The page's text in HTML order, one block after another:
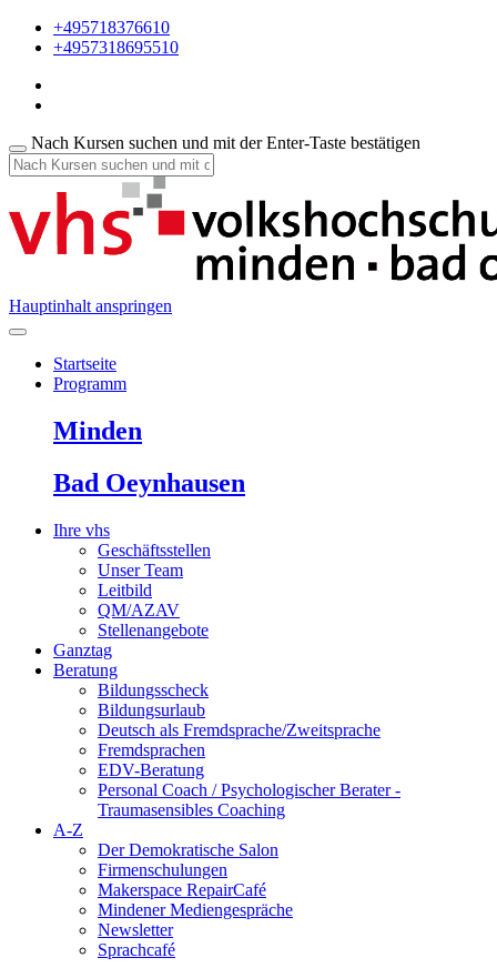
+495718376610
+4957318695510
Nach Kursen suchen und mit der Enter-Taste bestätigen
Hauptinhalt anspringen
Startseite
Programm
Minden
Bad Oeynhausen
Ihre vhs
Geschäftsstellen
Unser Team
Leitbild
QM/AZAV
Stellenangebote
Ganztag
Beratung
Bildungsscheck
Bildungsurlaub
Deutsch als Fremdsprache/Zweitsprache
Fremdsprachen
EDV-Beratung
Personal Coach / Psychologischer Berater -
Traumasensibles Coaching
A-Z
Der Demokratische Salon
Firmenschulungen
Makerspace RepairCafé
Mindener Mediengespräche
Newsletter
Sprachcafé